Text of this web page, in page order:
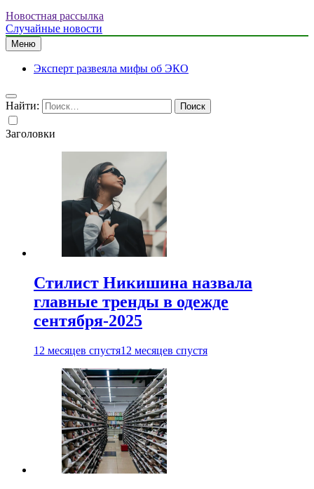
Новостная рассылка
Случайные новости
Меню
Эксперт развеяла мифы об ЭКО
Найти:
Заголовки
Стилист Никишина назвала
главные тренды в одежде
сентября-2025
12 месяцев спустя12 месяцев спустя